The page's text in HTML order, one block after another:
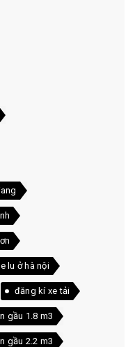
lu ở hà nội
đăng kí xe tải
gầu 1.8 m3
gầu 2.2 m3